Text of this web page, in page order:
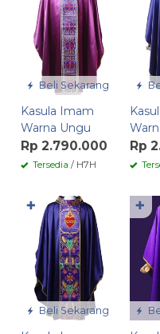
Beli Sekarang
Kasula Imam
Warna Ungu
Rp 2.790.000
Tersedia / H7H
Rp
Beli Sekarang
✚ ✚